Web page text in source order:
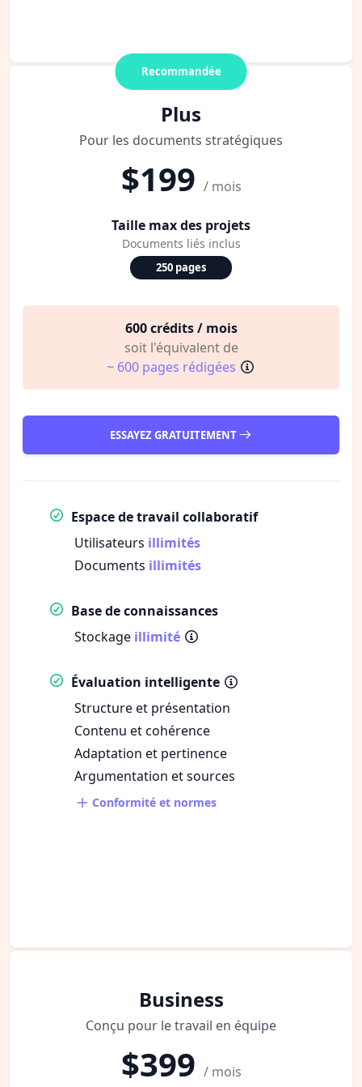
Recommandée
Plus
Pour les documents stratégiques
$199 / mois
Taille max des projets
Documents liés inclus
250 pages
600 crédits / mois
soit l'équivalent de
~ 600 pages rédigées
ESSAYEZ GRATUITEMENT
Espace de travail collaboratif
Utilisateurs illimités
Documents illimités
Base de connaissances
Stockage illimité
Évaluation intelligente
Structure et présentation
Contenu et cohérence
Adaptation et pertinence
Argumentation et sources
Conformité et normes
Business
Conçu pour le travail en équipe
$399 / mois